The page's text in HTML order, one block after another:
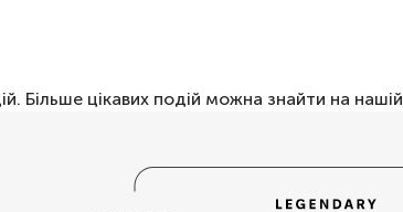
Більше цікавих подій можна знайти на нашій